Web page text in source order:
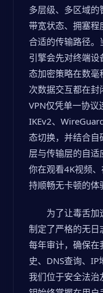
多层级、多区域的
带宽状态、拥塞程
合适的传输路径
引擎会先对终端
态加密策略在数毫
次数据交互都在封
VPN仅凭单一协
IKEv2、
态切换，并结合
层与传输层的自
你在观看4K视频
持顺畅无卡顿的体
为了让毒舌加
制定了严格的无日
每年审计，确保在
史、DNS查询、IP
我们位于安全法治